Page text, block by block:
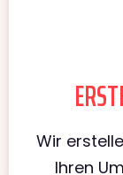
Wir
Ihren